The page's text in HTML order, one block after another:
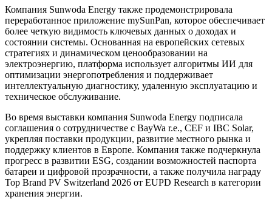
Компания Sunwoda Energy также продемонстрировала
переработанное приложение mySunPan, которое обеспечивает
более четкую видимость ключевых данных о доходах и
состоянии системы. Основанная на европейских сетевых
стратегиях и динамическом ценообразовании на
электроэнергию, платформа использует алгоритмы ИИ для
оптимизации энергопотребления и поддерживает
интеллектуальную диагностику, удаленную эксплуатацию и
техническое обслуживание.
Во время выставки компания Sunwoda Energy подписала
соглашения о сотрудничестве с BayWa r.e., CEF и IBC Solar,
укрепляя поставки продукции, развитие местного рынка и
поддержку клиентов в Европе. Компания также подчеркнула
прогресс в развитии ESG, создании возможностей паспорта
батареи и цифровой прозрачности, а также получила награду
Top Brand PV Switzerland 2026 от EUPD Research в категории
хранения энергии.